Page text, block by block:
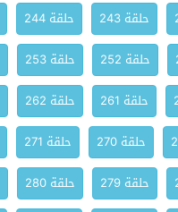
حلقة 243 حلقة 244
حلقة 252 حلقة 253
حلقة 261 حلقة 262
حلقة 270 حلقة 271
حلقة 279 حلقة 280